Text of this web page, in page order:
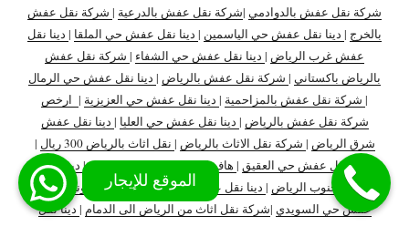
شركة نقل عفش بالدوادمي |شركة نقل عفش بالدرعية | شركة نقل عفش
بالخرج | دينا نقل عفش حي الياسمين | دينا نقل عفش حي الملقا | دينا نقل
عفش غرب الرياض | دينا نقل عفش حي الشفاء | شركة نقل عفش
بالرياض باكستاني | شركة نقل عفش بالرياض | دينا نقل عفش حي الرمال
| شركة نقل عفش بالمزاحمية | دينا نقل عفش حي العزيزية | ارخص
شركة نقل عفش بالرياض | دينا نقل عفش حي العليا | دينا نقل عفش
شرق الرياض | شركة نقل الاثاث بالرياض | نقل اثاث بالرياض 300 ريال
|
دينا نقل عفش حي العقيق | هاف لوري نقل عفش بالرياض|دينا نقل
عفش جنوب الرياض | دينا نقل عفش داخل وخارج الرياض
ونيت نقل
عفش حي السويدي |شركة نقل اثاث من الرياض الى الدمام | دينا نقل